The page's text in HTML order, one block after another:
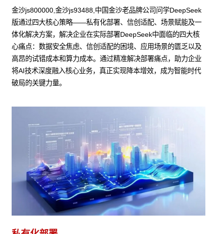
金沙js800000,金沙js93488,中国金沙老品牌公司问学DeepSeek
版通过四大核心策略——私有化部署、信创适配、场景赋能及一
体化解决方案，解决企业在实际部署DeepSeek中面临的四大核
心痛点：数据安全焦虑、信创适配的困境、应用场景的匮乏以及
高昂的试错成本和算力成本。通过精准解决部署痛点，助力企业
将AI技术深度融入核心业务，真正实现降本增效，成为智能时代
破局的关键力量。